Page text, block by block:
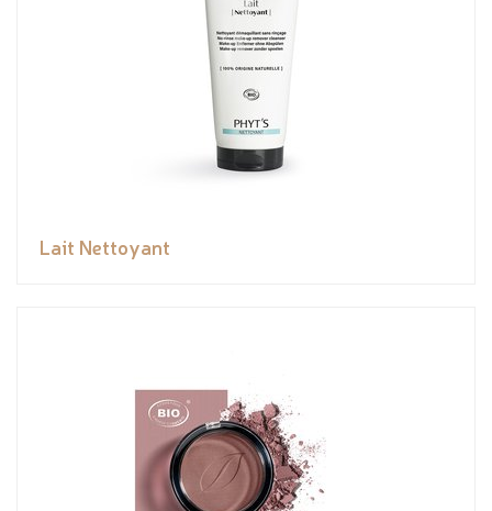
Lait Nettoyant